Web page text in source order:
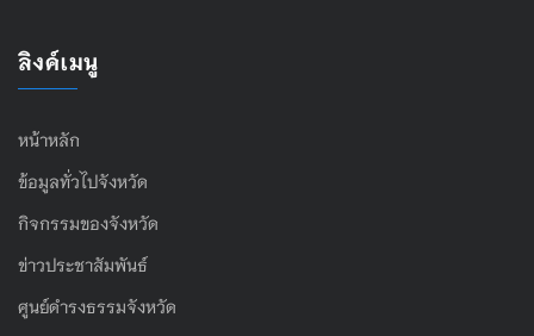
ลิงค์เมนู
หน้าหลัก
ข้อมูลทั่วไปจังหวัด
กิจกรรมของจังหวัด
ข่าวประชาสัมพันธ์
ศูนย์ดำรงธรรมจังหวัด